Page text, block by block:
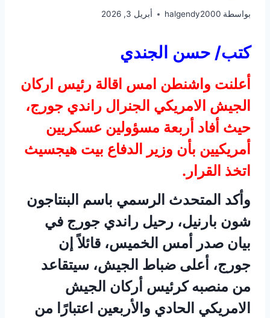
بواسطة halgendy2000 أبريل 3, 2026
كتب/ حسن الجندي
أعلنت واشنطن امس اقالة رئيس اركان
الجيش الامريكي الجنرال راندي جورج،
حيث أفاد أربعة مسؤولين عسكريين
أمريكيين بأن وزير الدفاع بيت هيجسيث
اتخذ القرار.
وأكد المتحدث الرسمي باسم البنتاجون
شون بارنيل، رحيل راندي جورج في
بيان صدر أمس الخميس، قائلاً إن
جورج، أعلى ضباط الجيش، سيتقاعد
من منصبه كرئيس أركان الجيش
الامريكي الحادي والأربعين اعتبارًا من